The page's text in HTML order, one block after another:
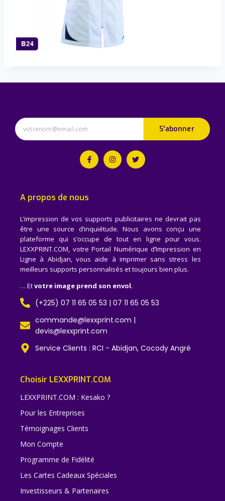
S'abonner
A propos de nous
L’impression de vos supports publicitaires ne devrait pas
être une source d’inquiétude. Nous avons conçu une
plateforme qui s’occupe de tout en ligne pour vous.
LEXXPRINT.COM, votre Portail Numérique d’Impression en
Ligne à Abidjan, vous aide à imprimer sans stress les
meilleurs supports personnalisés et toujours bien plus.
… Etvotre image prend son envol.
(+225) 07 11 65 05 53 | 07 11 65 05 53
commande@lexxprint.com |
devis@lexxprint.com
Service Clients : RCI - Abidjan, Cocody Angré
Choisir LEXXPRINT.COM
LEXXPRINT.COM : Kesako ?
Pour les Entreprises
Témoignages Clients
Mon Compte
Programme de Fidélité
Les Cartes Cadeaux Spéciales
Investisseurs & Partenaires